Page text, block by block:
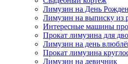
Лимузин на День
Лимузин на выписку из
Интересные машины
Прокат лимузина для
Лимузин на день
Прокат лимузина
Лимузин на девичник